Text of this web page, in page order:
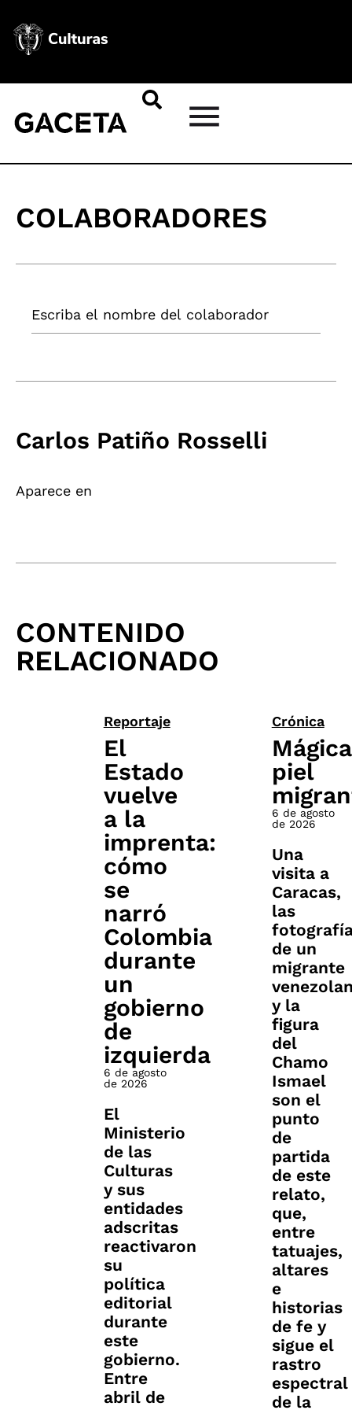
COLABORADORES
Carlos Patiño Rosselli
Aparece en
CONTENIDO
RELACIONADO
Reportaje
El
Estado
vuelve
a la
imprenta:
cómo
se
narró
Colombia
durante
un
gobierno
de
izquierda
6 de agosto
de 2026
El
Ministerio
de las
Culturas
y sus
entidades
adscritas
reactivaron
su
política
editorial
durante
este
gobierno.
Entre
abril de
Crónica
Mágica
piel
6 de agosto
de 2026
Una
visita a
Caracas,
las
de un
migrante
y la
figura
del
Chamo
Ismael
son el
punto
de
partida
de este
relato,
que,
entre
tatuajes,
altares
e
historias
de fe y
sigue el
rastro
espectral
de la